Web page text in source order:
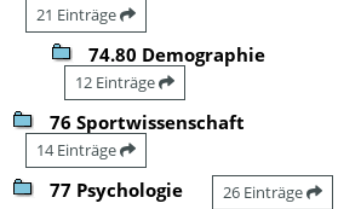
21 Einträge
74.80 Demographie
12 Einträge
76 Sportwissenschaft
14 Einträge
77 Psychologie 26 Einträge